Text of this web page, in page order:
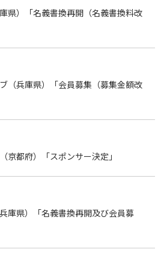
県）「名義書換再開（名義書換料改
（兵庫県）「会員募集（募集金額改
京都府）「スポンサー決定」
庫県）「名義書換再開及び会員募